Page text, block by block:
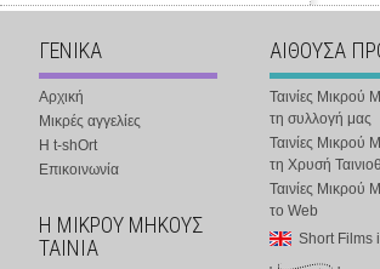
ΓΕΝΙΚΑ
Αρχική
Μικρές αγγελίες
Η t-shOrt
Επικοινωνία
Η ΜΙΚΡΟΥ ΜΗΚΟΥΣ
ΤΑΙΝΙΑ
ΑΙΘΟΥΣΑ
Ταινίες Μικρού
τη συλλογή μας
Ταινίες Μικρού
τη Χρυσή
Ταινίες Μικρού
το Web
Short Films